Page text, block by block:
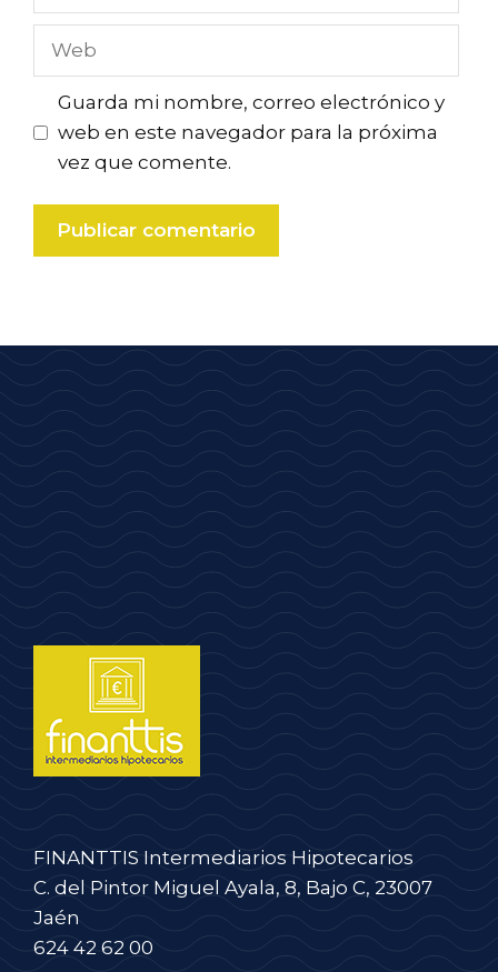
Guarda mi nombre, correo electrónico y
web en este navegador para la próxima
vez que comente.
FINANTTIS Intermediarios Hipotecarios
C. del Pintor Miguel Ayala, 8, Bajo C, 23007
Jaén
624 42 62 00